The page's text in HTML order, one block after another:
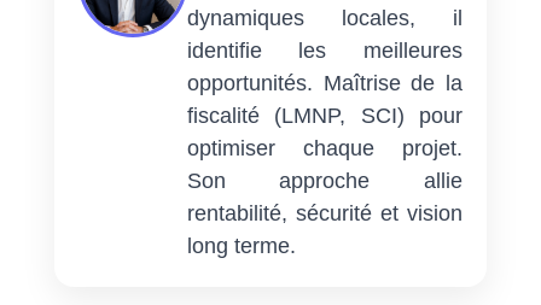
dynamiques locales, il
identifie les meilleures
opportunités. Maîtrise de la
fiscalité (LMNP, SCI) pour
optimiser chaque projet.
Son approche allie
rentabilité, sécurité et vision
long terme.